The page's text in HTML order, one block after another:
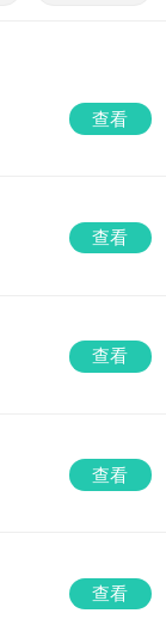
查看
查看
查看
查看
查看